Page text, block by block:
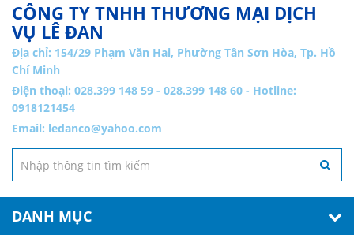
CÔNG TY TNHH THƯƠNG MẠI DỊCH
VỤ LÊ ĐAN
Địa chỉ: 154/29 Phạm Văn Hai, Phường Tân Sơn Hòa, Tp. Hồ
Chí Minh
Điện thoại: 028.399 148 59 - 028.399 148 60 - Hotline:
0918121454
Email: ledanco@yahoo.com
DANH MỤC